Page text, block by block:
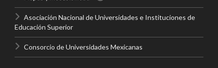
Asociación Nacional de Universidades e Instituciones de
Educación Superior
Consorcio de Universidades Mexicanas